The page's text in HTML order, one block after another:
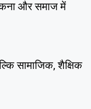
और समाज में
सामाजिक, शैक्षिक